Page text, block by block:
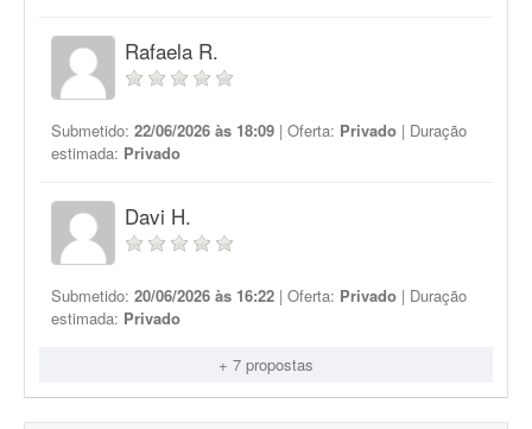
Rafaela R.
Submetido: 22/06/2026 às 18:09 | Oferta: Privado | Duração
estimada: Privado
Davi H.
Submetido: 20/06/2026 às 16:22 | Oferta: Privado | Duração
estimada: Privado
+ 7 propostas